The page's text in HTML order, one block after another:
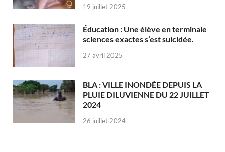
19 juillet 2025
Éducation : Une élève en terminale
sciences exactes s’est suicidée.
27 avril 2025
BLA : VILLE INONDÉE DEPUIS LA
PLUIE DILUVIENNE DU 22 JUILLET
2024
26 juillet 2024